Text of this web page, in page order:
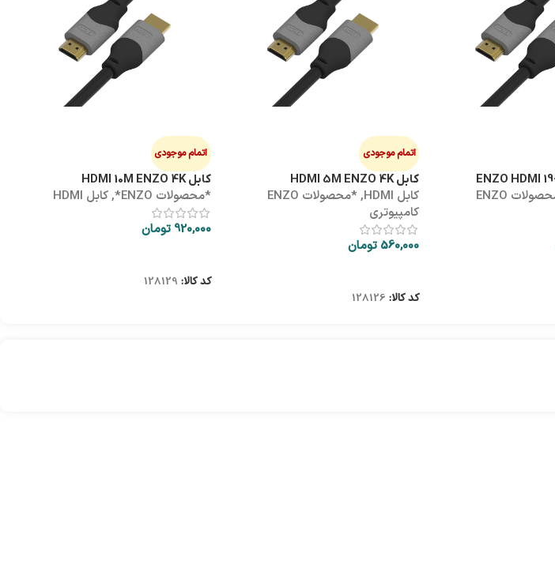
*محصولات ENZO
اتمام موجودی
کابل HDMI 5M ENZO 4K
کابل HDMI ,
*محصولات ENZO
کامپیوتری
560,000 تومان
کد کالا: 128126
اتمام موجودی
کابل HDMI 10M ENZO 4K
*محصولات ENZO* ,کابل HDMI
920,000 تومان
کد کالا: 128129